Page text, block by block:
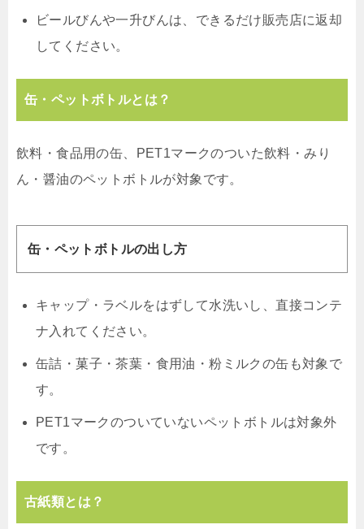
ビールびんや一升びんは、できるだけ販売店に返却
してください。
缶・ペットボトルとは？
飲料・食品用の缶、PET1マークのついた飲料・みり
ん・醤油のペットボトルが対象です。
缶・ペットボトルの出し方
キャップ・ラベルをはずして水洗いし、直接コンテ
ナ入れてください。
缶詰・菓子・茶葉・食用油・粉ミルクの缶も対象で
す。
PET1マークのついていないペットボトルは対象外
です。
古紙類とは？